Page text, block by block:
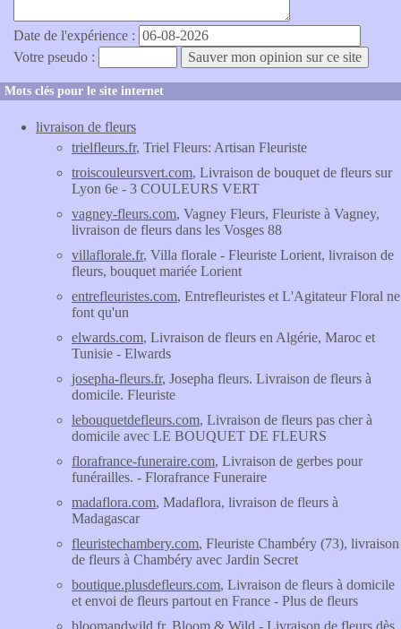
Date de l'expérience :
Votre pseudo :
Mots clés pour le site internet
livraison de fleurs
trielfleurs.fr, Triel Fleurs: Artisan Fleuriste
troiscouleursvert.com, Livraison de bouquet de fleurs sur
Lyon 6e - 3 COULEURS VERT
vagney-fleurs.com, Vagney Fleurs, Fleuriste à Vagney,
livraison de fleurs dans les Vosges 88
villaflorale.fr, Villa florale - Fleuriste Lorient, livraison de
fleurs, bouquet mariée Lorient
entrefleuristes.com, Entrefleuristes et L'Agitateur Floral ne
font qu'un
elwards.com, Livraison de fleurs en Algérie, Maroc et
Tunisie - Elwards
josepha-fleurs.fr, Josepha fleurs. Livraison de fleurs à
domicile. Fleuriste
lebouquetdefleurs.com, Livraison de fleurs pas cher à
domicile avec LE BOUQUET DE FLEURS
florafrance-funeraire.com, Livraison de gerbes pour
funérailles. - Florafrance Funeraire
madaflora.com, Madaflora, livraison de fleurs à
Madagascar
fleuristechambery.com, Fleuriste Chambéry (73), livraison
de fleurs à Chambéry avec Jardin Secret
boutique.plusdefleurs.com, Livraison de fleurs à domicile
et envoi de fleurs partout en France - Plus de fleurs
bloomandwild.fr, Bloom & Wild - Livraison de fleurs dès